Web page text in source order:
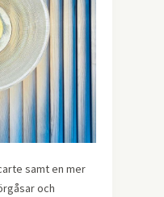
samt en mer
och